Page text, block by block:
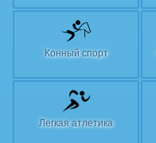
Конный спорт
Легкая атлетика